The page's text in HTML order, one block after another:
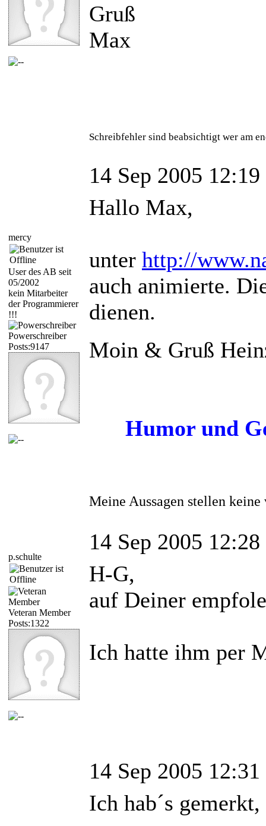
Gruß
Max
Schreibfehler sind beabsichtigt wer am
mercy
User des AB seit
05/2002
kein Mitarbeiter
der Programmierer
!!!
Powerschreiber
Posts:9147
14 Sep 2005 12:19
Hallo Max,
unter http://
auch animierte.
dienen.
Moin & Gruß
Humor und
Meine Aussagen stellen
p.schulte
Veteran Member
Posts:1322
14 Sep 2005 12:28
H-G,
auf Deiner
Ich hatte ihm per
14 Sep 2005 12:31
Ich hab´s